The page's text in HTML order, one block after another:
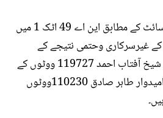
الیکشن کمیشن کی ویب سائٹ کے مطابق این اے 49 اٹک 1 میں
کے غیرسرکاری وحتمی نتیجے کے
مطابق مسلم لیگ (ن) کے شیخ آفتاب احمد 119727 ووٹوں کے
ساتھ کامیاب ہوگئے، آزاد امیدوار طاہر صادق 110230ووٹوں